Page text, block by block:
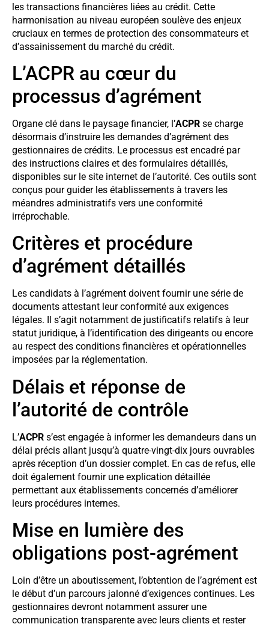
les transactions financières liées au crédit. Cette
harmonisation au niveau européen soulève des enjeux
cruciaux en termes de protection des consommateurs et
d’assainissement du marché du crédit.
L’ACPR au cœur du
processus d’agrément
Organe clé dans le paysage financier, l’ACPR se charge
désormais d’instruire les demandes d’agrément des
gestionnaires de crédits. Le processus est encadré par
des instructions claires et des formulaires détaillés,
disponibles sur le site internet de l’autorité. Ces outils sont
conçus pour guider les établissements à travers les
méandres administratifs vers une conformité
irréprochable.
Critères et procédure
d’agrément détaillés
Les candidats à l’agrément doivent fournir une série de
documents attestant leur conformité aux exigences
légales. Il s’agit notamment de justificatifs relatifs à leur
statut juridique, à l’identification des dirigeants ou encore
au respect des conditions financières et opérationnelles
imposées par la réglementation.
Délais et réponse de
l’autorité de contrôle
L’ACPR s’est engagée à informer les demandeurs dans un
délai précis allant jusqu’à quatre-vingt-dix jours ouvrables
après réception d’un dossier complet. En cas de refus, elle
doit également fournir une explication détaillée
permettant aux établissements concernés d’améliorer
leurs procédures internes.
Mise en lumière des
obligations post-agrément
Loin d’être un aboutissement, l’obtention de l’agrément est
le début d’un parcours jalonné d’exigences continues. Les
gestionnaires devront notamment assurer une
communication transparente avec leurs clients et rester